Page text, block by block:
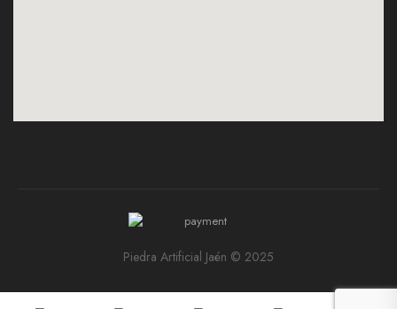
Piedra Artificial Jaén © 2025